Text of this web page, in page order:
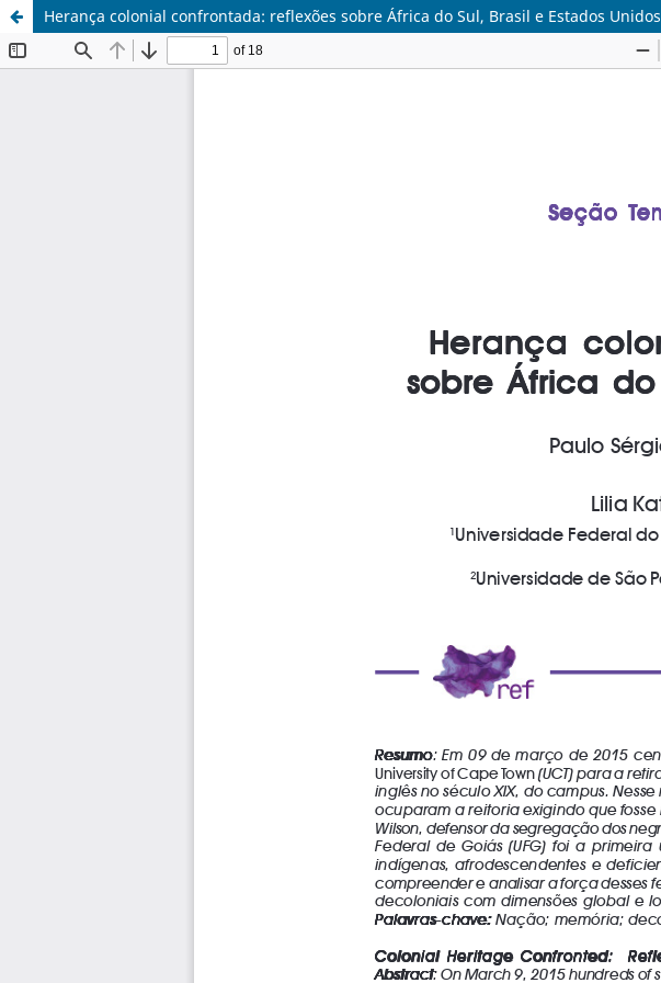
Herança colonial confrontada: reflexões sobre África do Sul, Brasil e Estados Unidos